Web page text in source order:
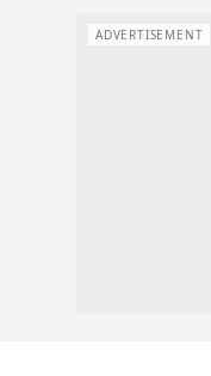
ADVERTISEMENT